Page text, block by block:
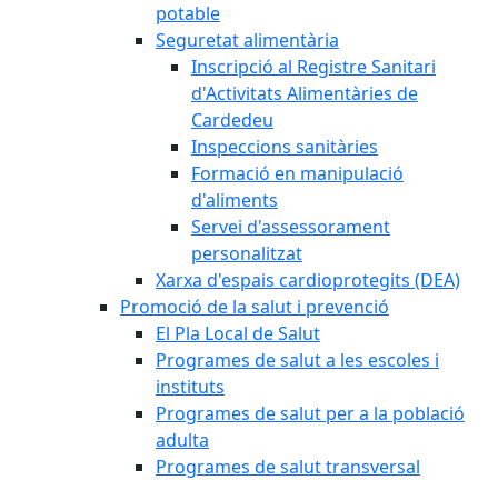
potable
Seguretat alimentària
Inscripció al Registre Sanitari
d'Activitats Alimentàries de
Cardedeu
Inspeccions sanitàries
Formació en manipulació
d'aliments
Servei d'assessorament
personalitzat
Xarxa d'espais cardioprotegits (DEA)
Promoció de la salut i prevenció
El Pla Local de Salut
Programes de salut a les escoles i
instituts
Programes de salut per a la població
adulta
Programes de salut transversal